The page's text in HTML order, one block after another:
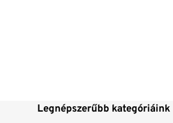
Legnépszerűbb kategóriáink